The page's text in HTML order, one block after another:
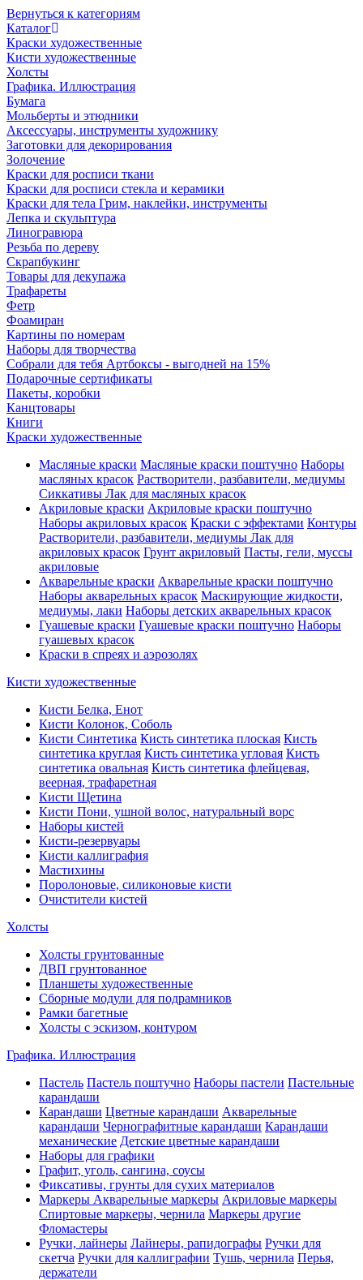
Вернуться к категориям
Каталог
Краски художественные
Кисти художественные
Холсты
Графика. Иллюстрация
Бумага
Мольберты и этюдники
Аксессуары, инструменты художнику
Заготовки для декорирования
Золочение
Краски для росписи ткани
Краски для росписи стекла и керамики
Краски для тела Грим, наклейки, инструменты
Лепка и скульптура
Линогравюра
Резьба по дереву
Скрапбукинг
Товары для декупажа
Трафареты
Фетр
Фоамиран
Картины по номерам
Наборы для творчества
Собрали для тебя Артбоксы - выгодней на 15%
Подарочные сертификаты
Пакеты, коробки
Канцтовары
Книги
Краски художественные
Масляные краски Масляные краски поштучно Наборы
масляных красок Растворители, разбавители, медиумы
Сиккативы Лак для масляных красок
Акриловые краски Акриловые краски поштучно
Наборы акриловых красок Краски с эффектами Контуры
Растворители, разбавители, медиумы Лак для
акриловых красок Грунт акриловый Пасты, гели, муссы
акриловые
Акварельные краски Акварельные краски поштучно
Наборы акварельных красок Маскирующие жидкости,
медиумы, лаки Наборы детских акварельных красок
Гуашевые краски Гуашевые краски поштучно Наборы
гуашевых красок
Краски в спреях и аэрозолях
Кисти художественные
Кисти Белка, Енот
Кисти Колонок, Соболь
Кисти Синтетика Кисть синтетика плоская Кисть
синтетика круглая Кисть синтетика угловая Кисть
синтетика овальная Кисть синтетика флейцевая,
веерная, трафаретная
Кисти Щетина
Кисти Пони, ушной волос, натуральный ворс
Наборы кистей
Кисти-резервуары
Кисти каллиграфия
Мастихины
Поролоновые, силиконовые кисти
Очистители кистей
Холсты
Холсты грунтованные
ДВП грунтованное
Планшеты художественные
Сборные модули для подрамников
Рамки багетные
Холсты c эскизом, контуром
Графика. Иллюстрация
Пастель Пастель поштучно Наборы пастели Пастельные
карандаши
Карандаши Цветные карандаши Акварельные
карандаши Чернографитные карандаши Карандаши
механические Детские цветные карандаши
Наборы для графики
Графит, уголь, сангина, соусы
Фиксативы, грунты для сухих материалов
Маркеры Акварельные маркеры Акриловые маркеры
Спиртовые маркеры, чернила Маркеры другие
Фломастеры
Ручки, лайнеры Лайнеры, рапидографы Ручки для
скетча Ручки для каллиграфии Тушь, чернила Перья,
держатели